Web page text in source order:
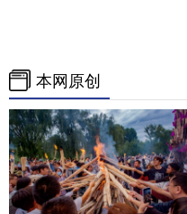
本网原创